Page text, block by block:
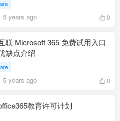
5 years ago 0
联 Microsoft 365 免费试用入口
缺点介绍
5 years ago 0
教育许可计划